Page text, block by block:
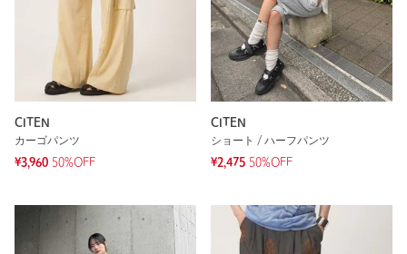
CITEN
カーゴパンツ
¥3,960 50%OFF
CITEN
ショート / ハーフパンツ
¥2,475 50%OFF